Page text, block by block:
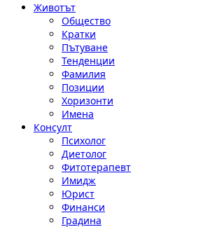
Животът
Общество
Кратки
Пътуване
Тенденции
Фамилия
Позиции
Хоризонти
Имена
Консулт
Психолог
Диетолог
Фитотерапевт
Имидж
Юрист
Финанси
Градина